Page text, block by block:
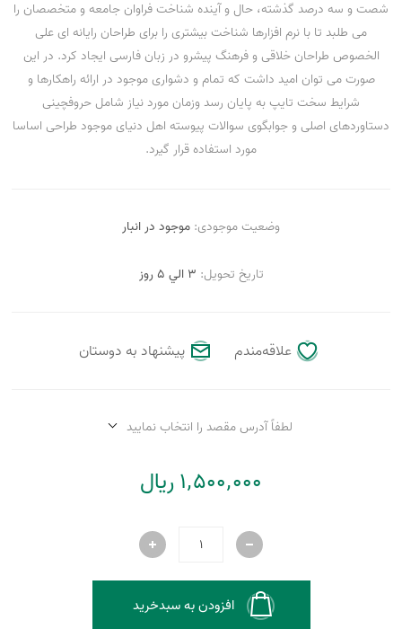
شصت و سه درصد گذشته، حال و آینده شناخت فراوان جامعه و متخصصان را
می طلبد تا با نرم افزارها شناخت بیشتری را برای طراحان رایانه ای علی
الخصوص طراحان خلاقی و فرهنگ پیشرو در زبان فارسی ایجاد کرد. در این
صورت می توان امید داشت که تمام و دشواری موجود در ارائه راهکارها و
شرایط سخت تایپ به پایان رسد وزمان مورد نیاز شامل حروفچینی
دستاوردهای اصلی و جوابگوی سوالات پیوسته اهل دنیای موجود طراحی اساسا
مورد استفاده قرار گیرد.
وضعیت موجودی: موجود در انبار
تاریخ تحویل: 3 الي 5 روز
علاقه‌مندم پیشنهاد به دوستان
لطفاً آدرس مقصد را انتخاب نمایید
1٬500٬000 ریال
افزودن به سبدخرید